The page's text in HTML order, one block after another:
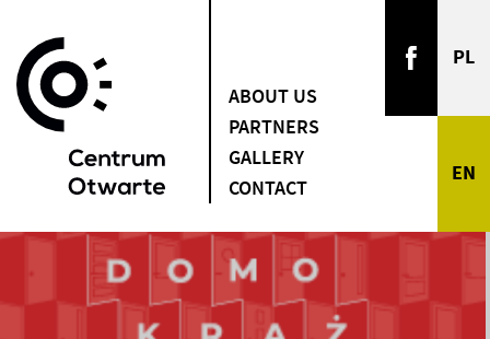
ABOUT US
PARTNERS
GALLERY
CONTACT